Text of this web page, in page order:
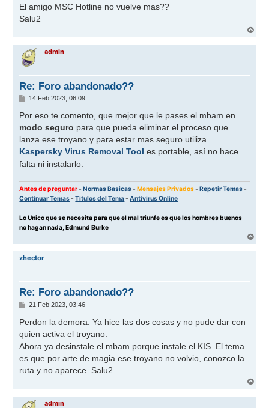
El amigo MSC Hotline no vuelve mas??
Salu2
r
admin
Re: Foro abandonado??
M
n
a
j
e
14 Feb 2023, 06:09
Por eso te comento, que mejor que le pases el mbam en
modo seguro para que pueda eliminar el proceso que
lanza ese troyano y para estar mas seguro utiliza
Kaspersky Virus Removal Tool es portable, así no hace
falta ni instalarlo.
Antes de preguntar-Normas Basicas-Mensajes Privados-Repetir Temas-
Continuar Temas-Titulos del Tema-Antivirus Online
Lo Unico que se necesita para que el mal triunfe es que los hombres buenos
no hagan nada, Edmund Burke
r
zhector
Re: Foro abandonado??
M
n
a
j
e
21 Feb 2023, 03:46
Perdon la demora. Ya hice las dos cosas y no pude dar con
quien activa el troyano.
Ahora ya desinstale el mbam porque instale el KIS. El tema
es que por arte de magia ese troyano no volvio, conozco la
ruta y no aparece. Salu2
r
admin